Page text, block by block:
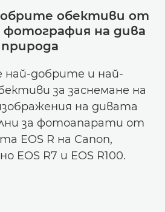
Съвети и техники за фотография и печат
обективи от
фотография на дива
природа
добрите и най-
за заснемане на
на дивата
за фотоапарати от
EOS R на Canon,
EOS R7 и EOS R100.